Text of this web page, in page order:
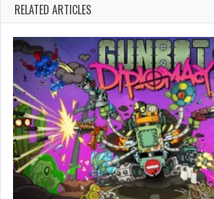
RELATED ARTICLES